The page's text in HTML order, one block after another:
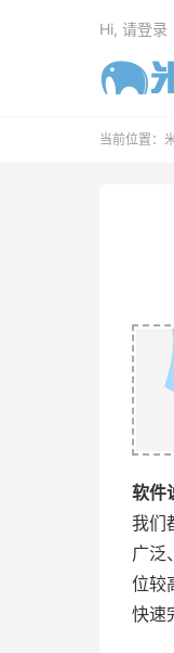
Hi, 请登录
当前位置：
软件
我们
广泛
位较
快速